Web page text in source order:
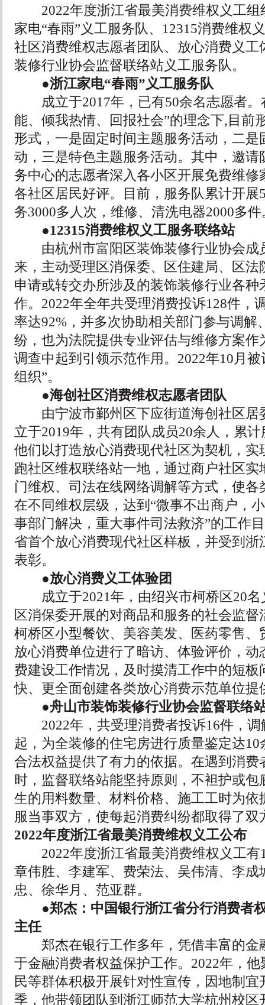
2022年度浙江省最美消费维权义工组
家电“春雨”义工服务队、12315消费维权
社区消费维权志愿者团队、放心消费义工
装修行业协会监督联络站义工服务队。
●浙江家电“春雨”义工服务队
成立于2017年，已有50余名志愿者。
能、倾我热情、回报社会”的理念下,目前
形式，一是固定时间主题服务活动，二是
动，三是特色主题服务活动。其中，邀请
务中心的志愿者深入各小区开展免费维修
各社区居民好评。目前，服务队累计开展
务3000多人次，维修、清洗电器2000多件
●12315消费维权义工服务联络站
由杭州市富阳区装饰装修行业协会成
来，主动受理区消保委、区住建局、区法
申请或转交办所涉及的装饰装修行业各种
作。2022年全年共受理消费投诉128件，
率达92%，并多次协助相关部门参与调解
纷，也为法院提供专业评估与维修方案作
调查中起到引领示范作用。2022年10月
组织”。
●海创社区消费维权志愿者团队
由宁波市鄞州区下应街道海创社区居
立于2019年，共有团队成员20余人，累
他们以打造放心消费现代社区为契机，实
跑社区维权联络站一地，通过商户社区实
门维权、司法在线网络调解等方式，使各
在不同维权层级，达到“微事不出商户，
事部门解决，重大事件司法救济”的工作
省首个放心消费现代社区样板，并受到浙
表彰。
●放心消费义工体验团
成立于2021年，由绍兴市柯桥区20名
区消保委开展的对商品和服务的社会监
柯桥区小型餐饮、美容美发、医药零售、
放心消费单位进行了暗访、体验评价，动
费建设工作情况，及时摸清工作中的短板
快、更全面创建各类放心消费示范单位提
●舟山市装饰装修行业协会监督联络
2022年，共受理消费者投诉16件，调
起，为全装修的住宅房进行质量鉴定达
合法权益提供了有力的依据。在遇到消费
时，监督联络站能坚持原则，不袒护或包
生的用料数量、材料价格、施工工时为依
服当事双方，使每起消费纠纷都取得了双
2022年度浙江省最美消费维权义工公布
2022年度浙江省最美消费维权义工有
章伟胜、李建军、费荣法、吴伟清、李成
忠、徐华月、范亚群。
●郑杰：中国银行浙江省分行消费者
主任
郑杰在银行工作多年，凭借丰富的金
于金融消费者权益保护工作。2022年，
民等群体积极开展针对性宣传，因地制宜
季，他带领团队到浙江师范大学杭州校区